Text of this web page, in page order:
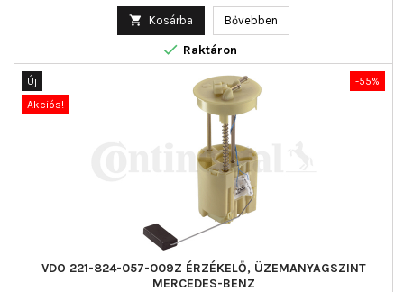
 Kosárba Bővebben
 Raktáron
-55%
Új
Akciós!
VDO 221-824-057-009Z ÉRZÉKELŐ, ÜZEMANYAGSZINT
MERCEDES-BENZ